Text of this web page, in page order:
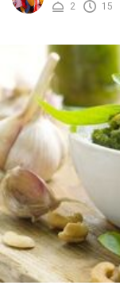
2
15